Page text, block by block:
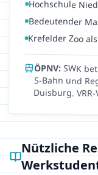
Hochschule
Bedeutender
Krefelder Zoo
ÖPNV: SWK
S-Bahn
Duisburg.
Nützliche